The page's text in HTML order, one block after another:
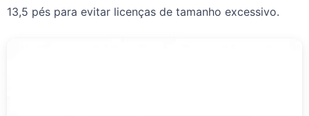
13,5 pés para evitar licenças de tamanho excessivo.